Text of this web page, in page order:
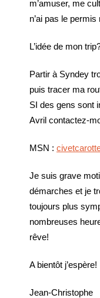
m’amuser, me
n’ai pas le
L’idée de mon
Partir à Syndey
puis tracer ma
SI des gens sont
Avril contactez-
MSN :
Je suis grave
démarches et je
toujours plus
nombreuses
rêve!
A bientôt j’espère!
Jean-Christophe